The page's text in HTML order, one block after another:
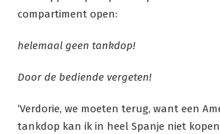
compartiment open:
helemaal geen tankdop!
Door de bediende vergeten!
‘Verdorie, we moeten terug, want een
tankdop kan ik in heel Spanje niet